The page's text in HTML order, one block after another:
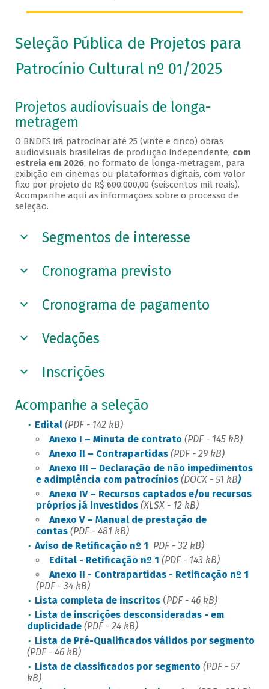
Seleção Pública de Projetos para
Patrocínio Cultural nº 01/2025
Projetos audiovisuais de longa-
metragem
O BNDES irá patrocinar até 25 (vinte e cinco) obras
audiovisuais brasileiras de produção independente, com
estreia em 2026, no formato de longa-metragem, para
exibição em cinemas ou plataformas digitais, com valor
fixo por projeto de R$ 600.000,00 (seiscentos mil reais).
Acompanhe aqui as informações sobre o processo de
seleção.
Segmentos de interesse
Cronograma previsto
Cronograma de pagamento
Vedações
Inscrições
Acompanhe a seleção
Edital (PDF - 142 kB)
Anexo I – Minuta de contrato (PDF - 145 kB)
Anexo II – Contrapartidas (PDF - 29 kB)
Anexo III – Declaração de não impedimentos
e adimplência com patrocínios (DOCX - 51 kB)
Anexo IV – Recursos captados e/ou recursos
próprios já investidos (XLSX - 12 kB)
Anexo V – Manual de prestação de
contas (PDF - 481 kB)
Aviso de Retificação nº 1 PDF - 32 kB)
Edital - Retificação nº 1 (PDF - 143 kB)
Anexo II - Contrapartidas - Retificação nº 1
(PDF - 34 kB)
Lista completa de inscritos(PDF - 46 kB)
Lista de inscrições desconsideradas - em
duplicidade(PDF - 24 kB)
Lista de Pré-Qualificados válidos por segmento
(PDF - 46 kB)
Lista de classificados por segmento (PDF - 57
kB)